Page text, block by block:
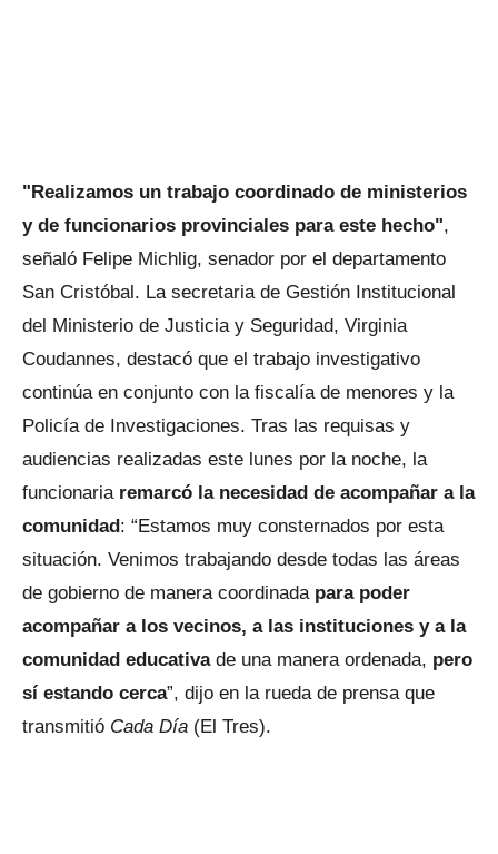
"Realizamos un trabajo coordinado de ministerios
y de funcionarios provinciales para este hecho",
señaló Felipe Michlig, senador por el departamento
San Cristóbal. La secretaria de Gestión Institucional
del Ministerio de Justicia y Seguridad, Virginia
Coudannes, destacó que el trabajo investigativo
continúa en conjunto con la fiscalía de menores y la
Policía de Investigaciones. Tras las requisas y
audiencias realizadas este lunes por la noche, la
funcionaria remarcó la necesidad de acompañar a la
comunidad: “Estamos muy consternados por esta
situación. Venimos trabajando desde todas las áreas
de gobierno de manera coordinada para poder
acompañar a los vecinos, a las instituciones y a la
comunidad educativa de una manera ordenada, pero
sí estando cerca”, dijo en la rueda de prensa que
transmitió Cada Día (El Tres).